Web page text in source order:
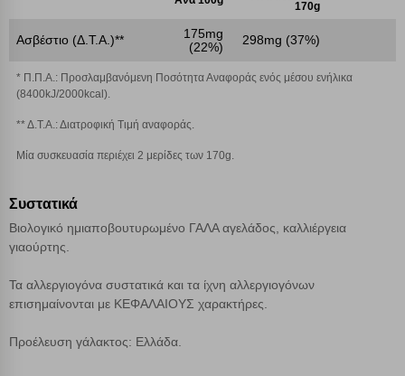
170g
Ασβέστιο (Δ.Τ.Α.)**
175mg
(22%)
298mg (37%)
* Π.Π.Α.: Προσλαμβανόμενη Ποσότητα Αναφοράς ενός μέσου ενήλικα
(8400kJ/2000kcal).
** Δ.Τ.Α.: Διατροφική Τιμή αναφοράς.
Μία συσκευασία περιέχει 2 μερίδες των 170g.
Συστατικά
Βιολογικό ημιαποβουτυρωμένο ΓΑΛΑ αγελάδος, καλλιέργεια
γιαούρτης.
Τα αλλεργιογόνα συστατικά και τα ίχνη αλλεργιογόνων
επισημαίνονται με ΚΕΦΑΛΑΙΟΥΣ χαρακτήρες.
Προέλευση γάλακτος: Ελλάδα.
Αποθήκευση ρυθμίσεων